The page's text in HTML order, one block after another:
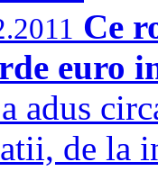
Ce
euro
adus
de la